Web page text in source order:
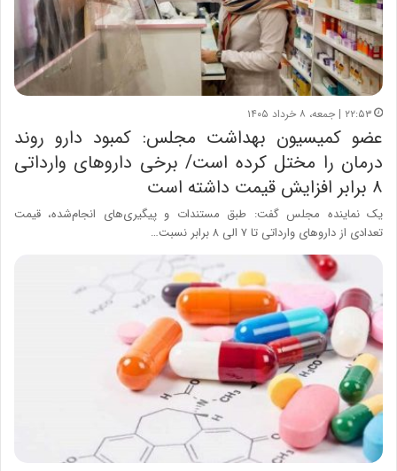
۲۲:۵۳ | جمعه، ۸ خرداد ۱۴۰۵
عضو کمیسیون بهداشت مجلس: کمبود دارو روند
درمان را مختل کرده است/ برخی داروهای وارداتی
۸ برابر افزایش قیمت داشته است
یک نماینده مجلس گفت: طبق مستندات و پیگیری‌های انجام‌شده، قیمت
تعدادی از داروهای وارداتی تا ۷ الی ۸ برابر نسبت…